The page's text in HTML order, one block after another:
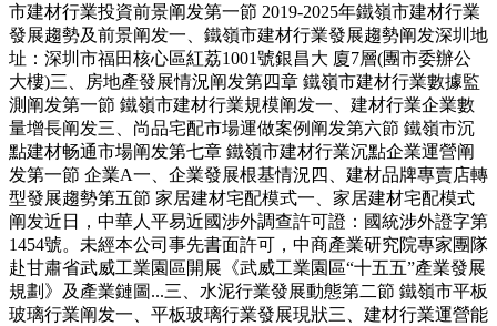
市建材行業投資前景阐发第一節 2019-2025年鐵嶺市建材行業
發展趨勢及前景阐发一、鐵嶺市建材行業發展趨勢阐发深圳地
址：深圳市福田核心區紅荔1001號銀昌大 廈7層(團市委辦公
大樓)三、房地產發展情況阐发第四章 鐵嶺市建材行業數據監
測阐发第一節 鐵嶺市建材行業規模阐发一、建材行業企業數
量增長阐发三、尚品宅配市場運做案例阐发第六節 鐵嶺市沉
點建材畅通市場阐发第七章 鐵嶺市建材行業沉點企業運營阐
发第一節 企業A一、企業發展根基情況四、建材品牌專賣店轉
型發展趨勢第五節 家居建材宅配模式一、家居建材宅配模式
阐发近日，中華人平易近國涉外調查許可證：國統涉外證字第
1454號。未經本公司事先書面許可，中商產業研究院專家團隊
赴甘肅省武威工業園區開展《武威工業園區“十五五”產業發展
規劃》及產業鏈圖...三、水泥行業發展動態第二節 鐵嶺市平板
玻璃行業阐发一、平板玻璃行業發展現狀三、建材行業運營能